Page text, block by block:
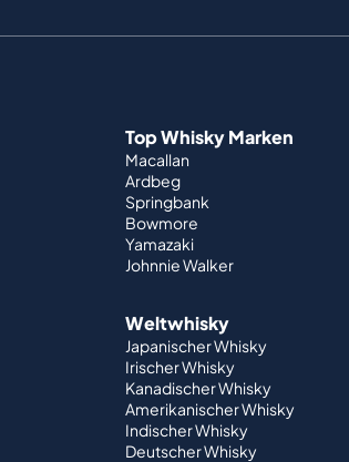
Top Whisky Marken
Macallan
Ardbeg
Springbank
Bowmore
Yamazaki
Johnnie Walker
Weltwhisky
Japanischer Whisky
Irischer Whisky
Kanadischer Whisky
Amerikanischer Whisky
Indischer Whisky
Deutscher Whisky